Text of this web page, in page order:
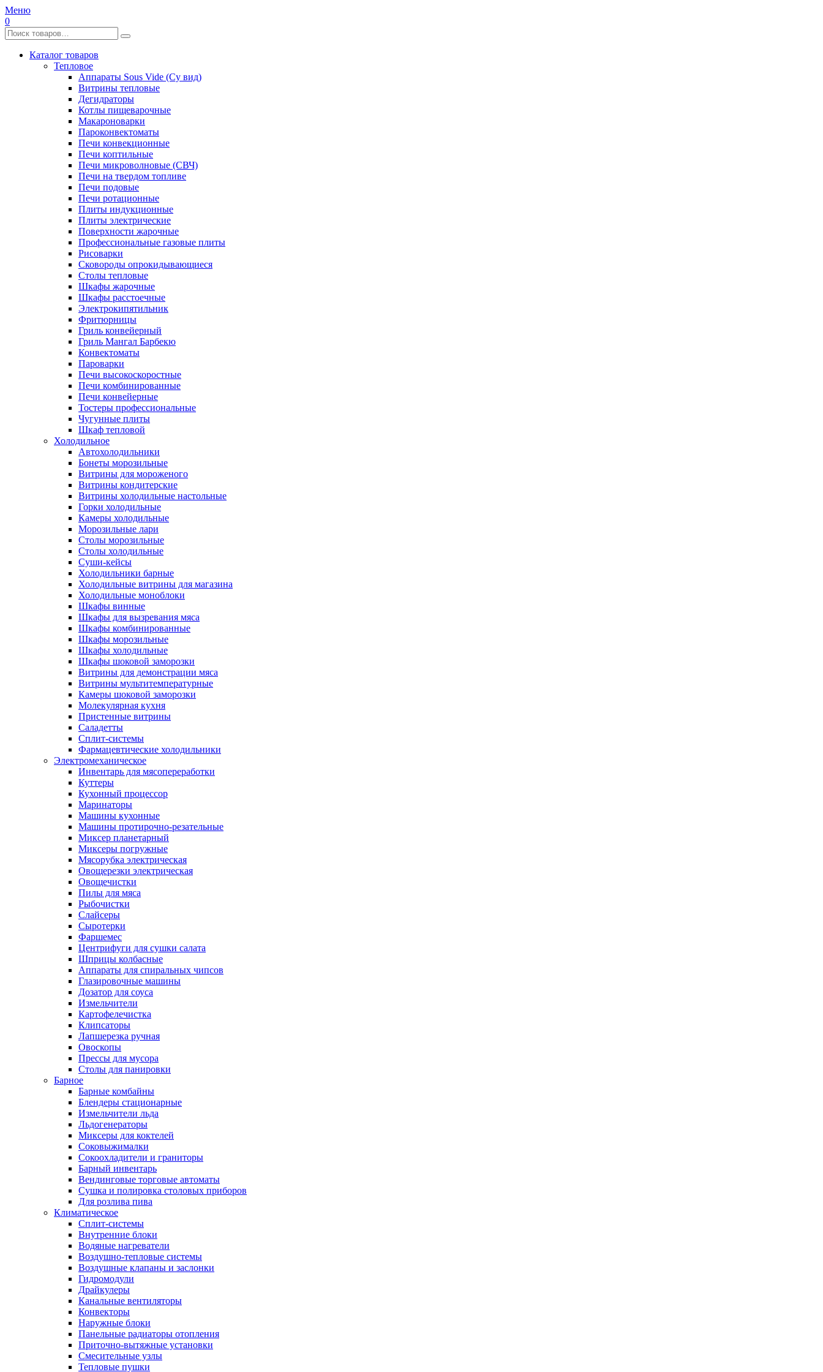
Меню
0
Каталог товаров
Тепловое
Аппараты Sous Vide (Су вид)
Витрины тепловые
Дегидраторы
Котлы пищеварочные
Макароноварки
Пароконвектоматы
Печи конвекционные
Печи коптильные
Печи микроволновые (СВЧ)
Печи на твердом топливе
Печи подовые
Печи ротационные
Плиты индукционные
Плиты электрические
Поверхности жарочные
Профессиональные газовые плиты
Рисоварки
Сковороды опрокидывающиеся
Столы тепловые
Шкафы жарочные
Шкафы расстоечные
Электрокипятильник
Фритюрницы
Гриль конвейерный
Гриль Мангал Барбекю
Конвектоматы
Пароварки
Печи высокоскоростные
Печи комбинированные
Печи конвейерные
Тостеры профессиональные
Чугунные плиты
Шкаф тепловой
Холодильное
Автохолодильники
Бонеты морозильные
Витрины для мороженого
Витрины кондитерские
Витрины холодильные настольные
Горки холодильные
Камеры холодильные
Морозильные лари
Столы морозильные
Столы холодильные
Суши-кейсы
Холодильники барные
Холодильные витрины для магазина
Холодильные моноблоки
Шкафы винные
Шкафы для вызревания мяса
Шкафы комбинированные
Шкафы морозильные
Шкафы холодильные
Шкафы шоковой заморозки
Витрины для демонстрации мяса
Витрины мультитемпературные
Камеры шоковой заморозки
Молекулярная кухня
Пристенные витрины
Саладетты
Сплит-системы
Фармацевтические холодильники
Электромеханическое
Инвентарь для мясопереработки
Куттеры
Кухонный процессор
Маринаторы
Машины кухонные
Машины протирочно-резательные
Миксер планетарный
Миксеры погружные
Мясорубка электрическая
Овощерезки электрическая
Овощечистки
Пилы для мяса
Рыбочистки
Слайсеры
Сыротерки
Фаршемес
Центрифуги для сушки салата
Шприцы колбасные
Аппараты для спиральных чипсов
Глазировочные машины
Дозатор для соуса
Измельчители
Картофелечистка
Клипсаторы
Лапшерезка ручная
Овоскопы
Прессы для мусора
Столы для панировки
Барное
Барные комбайны
Блендеры стационарные
Измельчители льда
Льдогенераторы
Миксеры для коктелей
Соковыжималки
Сокоохладители и граниторы
Барный инвентарь
Вендинговые торговые автоматы
Сушка и полировка столовых приборов
Для розлива пива
Климатическое
Сплит-системы
Внутренние блоки
Водяные нагреватели
Воздушно-тепловые системы
Воздушные клапаны и заслонки
Гидромодули
Драйкулеры
Канальные вентиляторы
Конвекторы
Наружные блоки
Панельные радиаторы отопления
Приточно-вытяжные установки
Смесительные узлы
Тепловые пушки